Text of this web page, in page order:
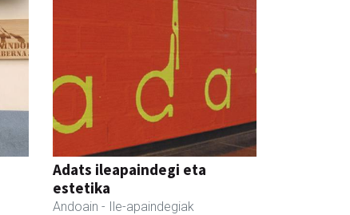
Adats ileapaindegi eta
estetika
Andoain - Ile-apaindegiak